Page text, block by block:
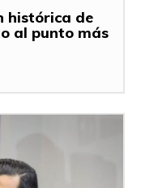
histórica de
al punto más